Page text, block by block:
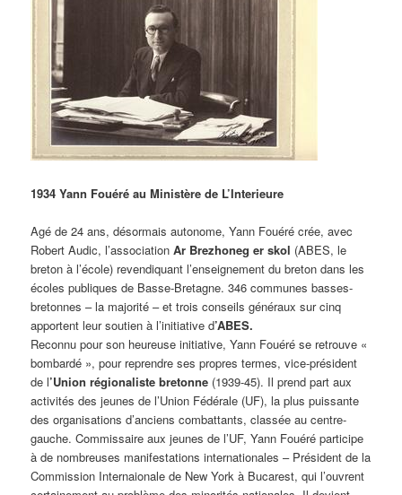
1934 Yann Fouéré au Ministère de L’Interieure
Agé de 24 ans, désormais autonome, Yann Fouéré crée, avec
Robert Audic, l’associationAr Brezhoneg er skol (ABES, le
breton à l’école) revendiquant l’enseignement du breton dans les
écoles publiques de Basse-Bretagne. 346 communes basses-
bretonnes – la majorité – et trois conseils généraux sur cinq
apportent leur soutien à l’initiative d’ABES.
Reconnu pour son heureuse initiative, Yann Fouéré se retrouve «
bombardé », pour reprendre ses propres termes, vice-président
de l’Union régionaliste bretonne (1939-45). Il prend part aux
activités des jeunes de l’Union Fédérale (UF), la plus puissante
des organisations d’anciens combattants, classée au centre-
gauche. Commissaire aux jeunes de l’UF, Yann Fouéré participe
à de nombreuses manifestations internationales – Président de la
Commission Internaionale de New York à Bucarest, qui l’ouvrent